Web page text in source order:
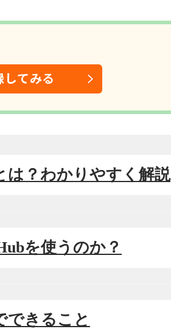
してみる
は？わかりやすく解説
を使うのか？
できること